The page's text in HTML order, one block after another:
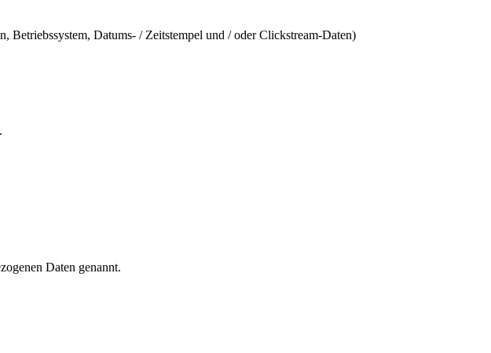
Betriebssystem, Datums- / Zeitstempel und / oder Clickstream-Daten)
Daten genannt.